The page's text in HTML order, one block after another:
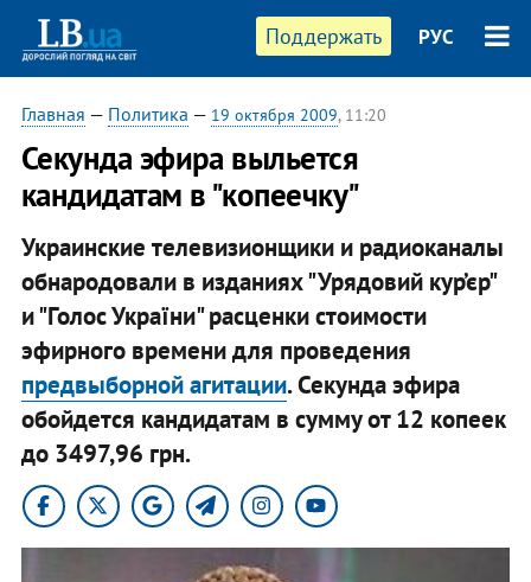
Поддержать РУС
Главная — Политика — 19 октября 2009, 11:20
Секунда эфира выльется
кандидатам в "копеечку"
Украинские телевизионщики и радиоканалы
обнародовали в изданиях "Урядовий кур’єр"
и "Голос України" расценки стоимости
эфирного времени для проведения
предвыборной агитации. Секунда эфира
обойдется кандидатам в сумму от 12 копеек
до 3497,96 грн.